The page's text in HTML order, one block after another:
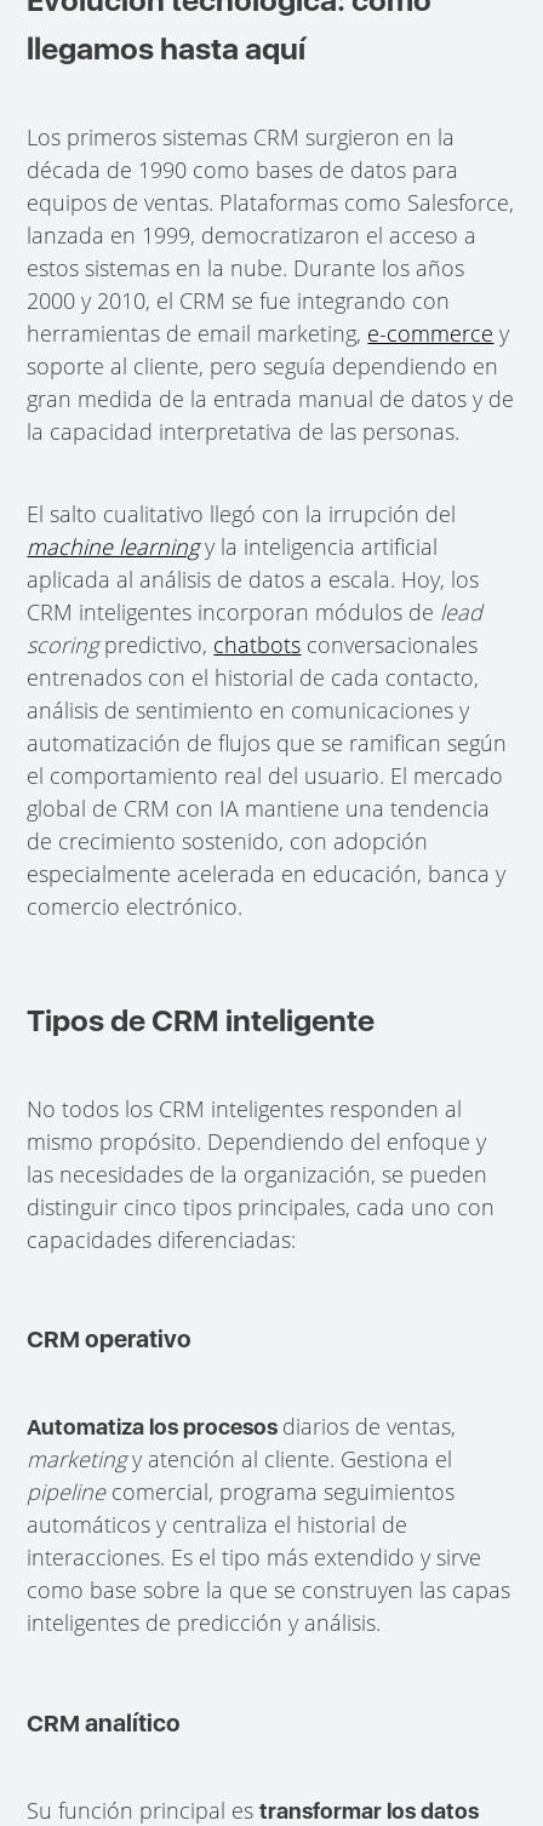
llegamos hasta aquí
Los primeros sistemas CRM surgieron en la
década de 1990 como bases de datos para
equipos de ventas. Plataformas como Salesforce,
lanzada en 1999, democratizaron el acceso a
estos sistemas en la nube. Durante los años
2000 y 2010, el CRM se fue integrando con
herramientas de email marketing, e-commerce y
soporte al cliente, pero seguía dependiendo en
gran medida de la entrada manual de datos y de
la capacidad interpretativa de las personas.
El salto cualitativo llegó con la irrupción del
machine learningy la inteligencia artificial
aplicada al análisis de datos a escala. Hoy, los
CRM inteligentes incorporan módulos de lead
scoringpredictivo, chatbots conversacionales
entrenados con el historial de cada contacto,
análisis de sentimiento en comunicaciones y
automatización de flujos que se ramifican según
el comportamiento real del usuario. El mercado
global de CRM con IA mantiene una tendencia
de crecimiento sostenido, con adopción
especialmente acelerada en educación, banca y
comercio electrónico.
Tipos de CRM inteligente
No todos los CRM inteligentes responden al
mismo propósito. Dependiendo del enfoque y
las necesidades de la organización, se pueden
distinguir cinco tipos principales, cada uno con
capacidades diferenciadas:
CRM operativo
Automatiza los procesos diarios de ventas,
marketingy atención al cliente. Gestiona el
pipelinecomercial, programa seguimientos
automáticos y centraliza el historial de
interacciones. Es el tipo más extendido y sirve
como base sobre la que se construyen las capas
inteligentes de predicción y análisis.
CRM analítico
Su función principal estransformar los datos